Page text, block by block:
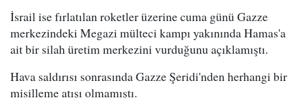
İsrail ise fırlatılan roketler üzerine cuma günü Gazze
merkezindeki Megazi mülteci kampı yakınında Hamas'a
ait bir silah üretim merkezini vurduğunu açıklamıştı.
Hava saldırısı sonrasında Gazze Şeridi'nden herhangi bir
misilleme atışı olmamıştı.